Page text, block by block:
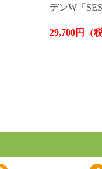
デンW「
29,700円（税